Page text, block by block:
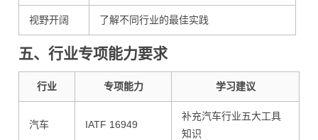
视野开阔 了解不同行业的最佳实践
五、行业专项能力要求
行业 专项能力 学习建议
汽车 IATF 16949
补充汽车行业五大工具
知识